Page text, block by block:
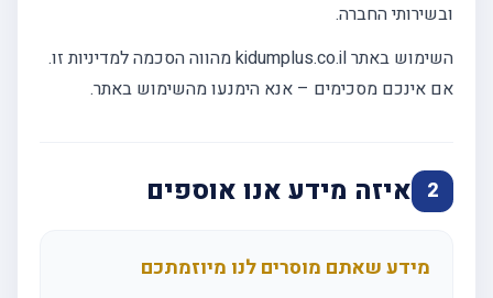
ובשירותי החברה.
השימוש באתר kidumplus.co.il מהווה הסכמה למדיניות זו.
אם אינכם מסכימים – אנא הימנעו מהשימוש באתר.
2 איזה מידע אנו אוספים
מידע שאתם מוסרים לנו מיוזמתכם